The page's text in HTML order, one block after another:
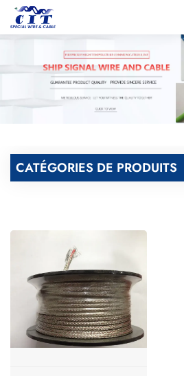
CIT SPECIAL CABLE Co., Ltd.
English
Italiano
CATÉGORIES DE PRODUITS